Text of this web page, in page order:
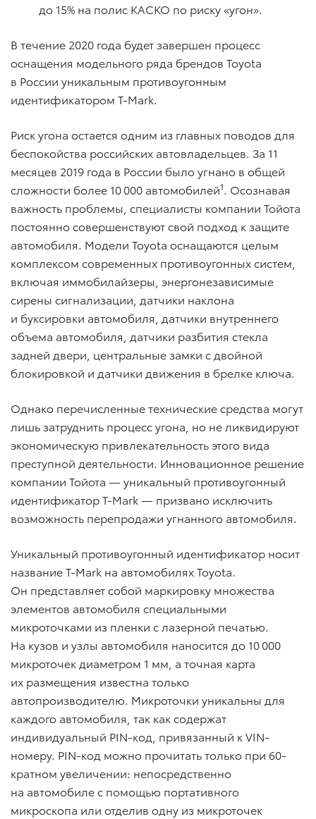
до 15% на полис КАСКО по риску «угон».
В течение 2020 года будет завершен процесс
оснащения модельного ряда брендов Toyota
в России уникальным противоугонным
идентификатором T-Mark.
Риск угона остается одним из главных поводов для
беспокойства российских автовладельцев. За 11
месяцев 2019 года в России было угнано в общей
сложности более 10 000 автомобилей1. Осознавая
важность проблемы, специалисты компании Тойота
постоянно совершенствуют свой подход к защите
автомобиля. Модели Toyota оснащаются целым
комплексом современных противоугонных систем,
включая иммобилайзеры, энергонезависимые
сирены сигнализации, датчики наклона
и буксировки автомобиля, датчики внутреннего
объема автомобиля, датчики разбития стекла
задней двери, центральные замки с двойной
блокировкой и датчики движения в брелке ключа.
Однако перечисленные технические средства могут
лишь затруднить процесс угона, но не ликвидируют
экономическую привлекательность этого вида
преступной деятельности. Инновационное решение
компании Тойота — уникальный противоугонный
идентификатор T-Mark — призвано исключить
возможность перепродажи угнанного автомобиля.
Уникальный противоугонный идентификатор носит
название T-Mark на автомобилях Toyota.
Он представляет собой маркировку множества
элементов автомобиля специальными
микроточками из пленки с лазерной печатью.
На кузов и узлы автомобиля наносится до 10 000
микроточек диаметром 1 мм, а точная карта
их размещения известна только
автопроизводителю. Микроточки уникальны для
каждого автомобиля, так как содержат
индивидуальный PIN-код, привязанный к VIN-
номеру. PIN-код можно прочитать только при 60-
кратном увеличении: непосредственно
на автомобиле с помощью портативного
микроскопа или отделив одну из микроточек